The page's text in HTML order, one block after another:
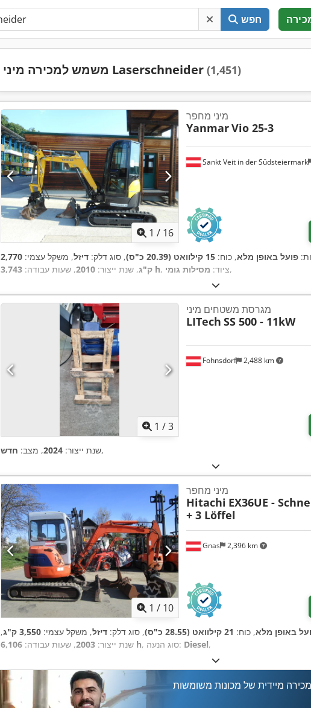
חפש
משמש למכירה מיני Laserschneider (1,451)
1 / 16
Sankt Veit in der Südsteiermark
מיני מחפר
YanmarVio 25-3
פועל באופן מלא, כוח: 15 קילוואט (20.39 כ"ס) , סוג דלק: דיזל, משקל עצמי: 2,770
ק"ג, שנת ייצור: 2010, שעות עבודה: 3,743 h , ציוד: מסילות גומי ,
1 /3
Fohnsdorf 2,488 km
מגרסת משטחים מיני
LITech SS 500 - 11kW
שנת ייצור: 2024, מצב: חדש ,
1 / 10
Gnas 2,396 km
מיני מחפר
Hitachi EX36UE -
+ 3 Löffel
באופן מלא, כוח: 21 קילוואט (28.55 כ"ס) , סוג דלק: דיזל, משקל עצמי: 3,550 ק"ג
,
שנת ייצור: 2003, שעות עבודה: 6,106 h , סוג הנעה: Diesel,
מכירה מיידית של מכונות משומשות